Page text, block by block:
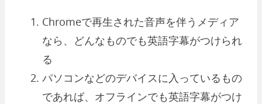
Chromeで再生された音声を伴うメディア
なら、どんなものでも英語字幕がつけられ
る
パソコンなどのデバイスに入っているもの
であれば、オフラインでも英語字幕がつけ